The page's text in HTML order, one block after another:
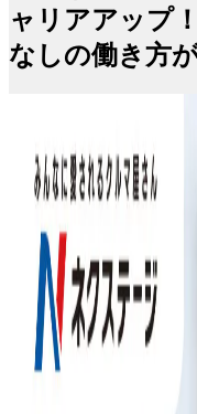
ャリアアップ
なしの働き方